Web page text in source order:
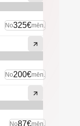
No325€mēn.
No200€mēn.
No87€mēn.